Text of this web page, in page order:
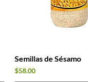
Vista rápida
Semillas de Sésamo
Precio
$58.00